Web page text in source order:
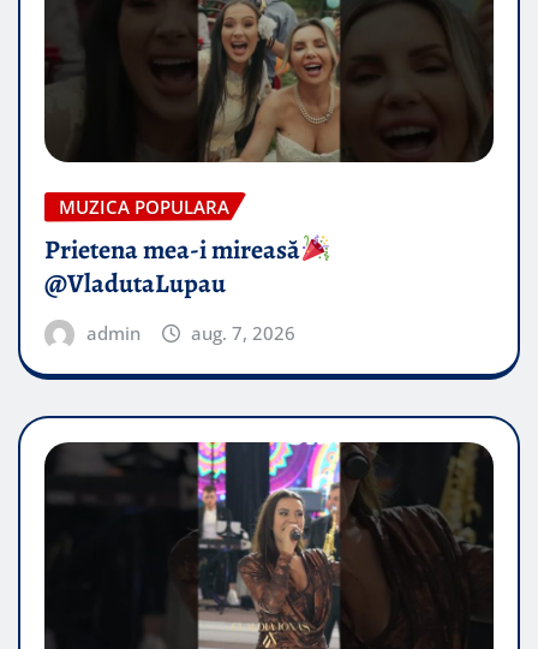
MUZICA POPULARA
Prietena mea-i mireasă​
@VladutaLupau
admin aug. 7, 2026